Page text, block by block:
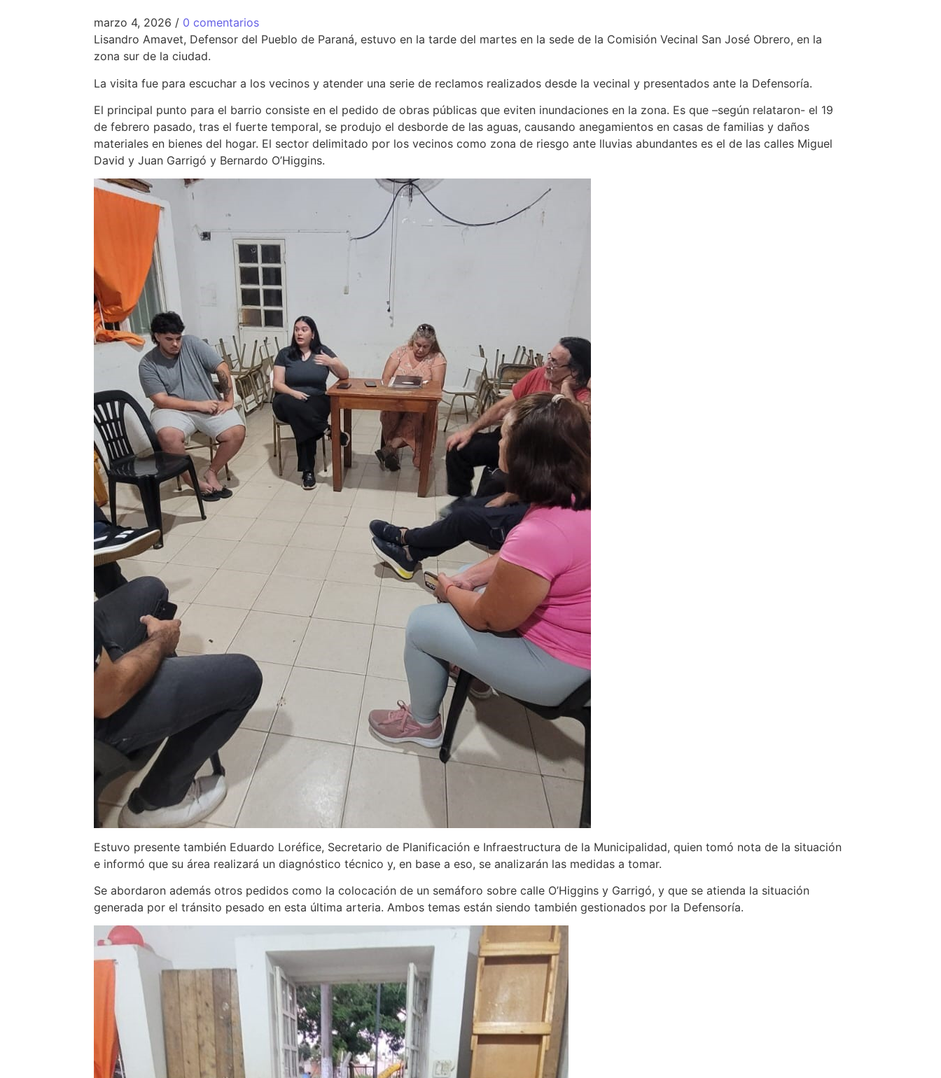
marzo 4, 2026 / 0 comentarios
Lisandro Amavet, Defensor del Pueblo de Paraná, estuvo en la tarde del martes en la sede de la Comisión Vecinal San José Obrero, en la
zona sur de la ciudad.
La visita fue para escuchar a los vecinos y atender una serie de reclamos realizados desde la vecinal y presentados ante la Defensoría.
El principal punto para el barrio consiste en el pedido de obras públicas que eviten inundaciones en la zona. Es que –según relataron- el 19
de febrero pasado, tras el fuerte temporal, se produjo el desborde de las aguas, causando anegamientos en casas de familias y daños
materiales en bienes del hogar. El sector delimitado por los vecinos como zona de riesgo ante lluvias abundantes es el de las calles Miguel
David y Juan Garrigó y Bernardo O’Higgins.
Estuvo presente también Eduardo Loréfice, Secretario de Planificación e Infraestructura de la Municipalidad, quien tomó nota de la situación
e informó que su área realizará un diagnóstico técnico y, en base a eso, se analizarán las medidas a tomar.
Se abordaron además otros pedidos como la colocación de un semáforo sobre calle O’Higgins y Garrigó, y que se atienda la situación
generada por el tránsito pesado en esta última arteria. Ambos temas están siendo también gestionados por la Defensoría.